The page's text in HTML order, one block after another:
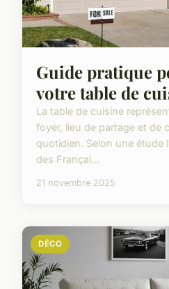
Guide pratique
votre table de
La table de cuisine
foyer, lieu de partage et de
quotidien. Selon une étude
des Françai...
21 novembre 2025
DÉCO